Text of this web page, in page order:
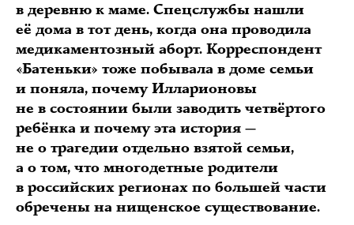
в деревню к маме. Спецслужбы нашли
её дома в тот день, когда она проводила
медикаментозный аборт. Корреспондент
«Батеньки» тоже побывала в доме семьи
и поняла, почему Илларионовы
не в состоянии были заводить четвёртого
ребёнка и почему эта история —
не о трагедии отдельно взятой семьи,
а о том, что многодетные родители
в российских регионах по большей части
обречены на нищенское существование.